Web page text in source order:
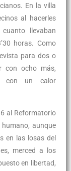
En la villa
al hacerles
llevaban
horas. Como
para dos o
con ocho más,
con un calor
al Reformatorio
aunque
en las losas del
merced a los
en libertad,